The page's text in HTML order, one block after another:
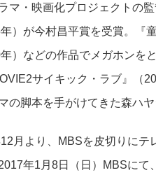
マ・映画化プロジェクトの
年）が今村昌平賞を受賞。『
年）などの作品でメガホン
サイキック・ラブ』（
の脚本を手がけてきた森ハヤ
月より、MBSを皮切りにテ
年1月8日（日）MBSにて